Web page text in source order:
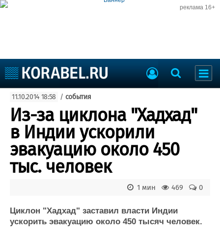
реклама 16+
Судоходство
Судоремонт
События
Пресс-релизы
Порты
Рыболовство
ВМФ
Образование
Яхты и катера
Еще
Пульс
Новости
Доска объявлений
Продажа флота
11.10.2014 18:58 / события
Из-за циклона "Хадхад"
в Индии ускорили
эвакуацию около 450
тыс. человек
0
469
1 мин
Циклон "Хадхад" заставил власти Индии
ускорить эвакуацию около 450 тысяч человек.